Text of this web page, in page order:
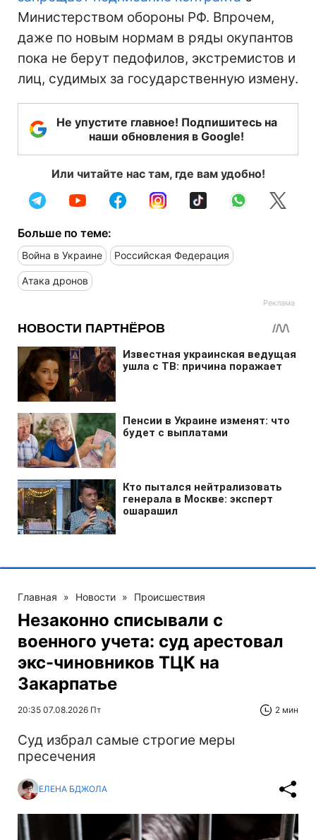
Министерством обороны РФ. Впрочем,
даже по новым нормам в ряды окупантов
пока не берут педофилов, экстремистов и
лиц, судимых за государственную измену.
Не упустите главное! Подпишитесь на
наши обновления в Google!
Или читайте нас там, где вам удобно!
Больше по теме:
Война в Украине Российская Федерация
Атака дронов
Главная » Новости » Происшествия
Незаконно списывали с
военного учета: суд арестовал
экс-чиновников ТЦК на
Закарпатье
20:35 07.08.2026 Пт 2 мин
Суд избрал самые строгие меры
пресечения
ЕЛЕНА БДЖОЛА